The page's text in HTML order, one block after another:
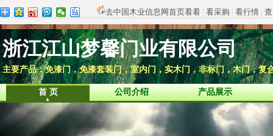
去中国木业信息网首页看看 | 看采购 | 看行情 |
浙江江山梦馨门业有限公司
主要产品：免漆门，免漆套装门，室内门，实木门，非标门，木门，复
首 页 公司介绍 产品展示